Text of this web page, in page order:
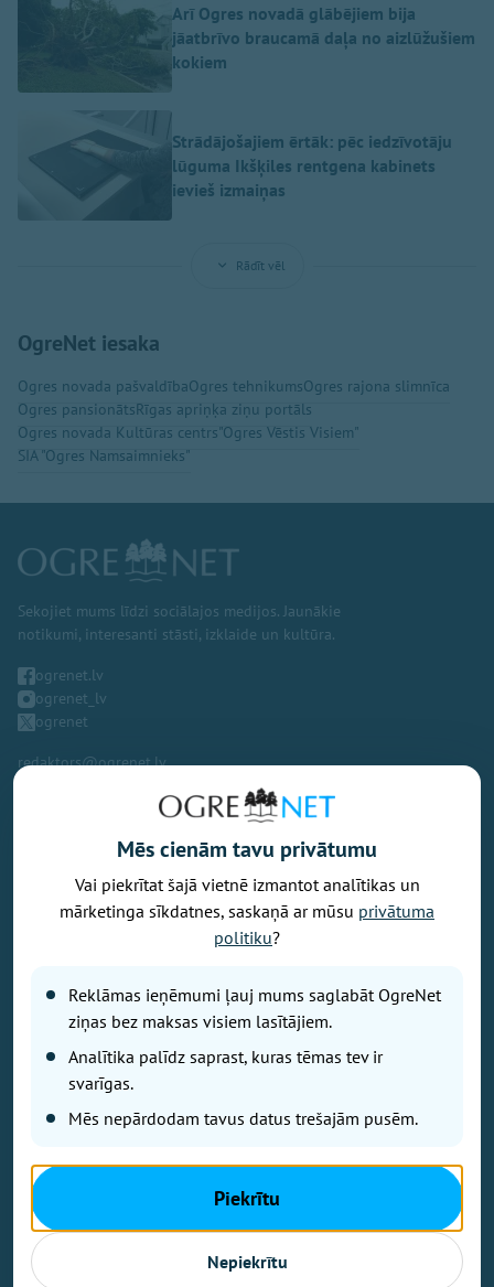
Arī Ogres novadā glābējiem bija
jāatbrīvo braucamā daļa no aizlūžušiem
kokiem
Strādājošajiem ērtāk: pēc iedzīvotāju
lūguma Ikšķiles rentgena kabinets
ievieš izmaiņas
Rādīt vēl
OgreNet iesaka
Ogres novada pašvaldībaOgres tehnikumsOgres rajona slimnīca
Ogres pansionātsRīgas apriņķa ziņu portāls
Ogres novada Kultūras centrs"Ogres Vēstis Visiem"
SIA "Ogres Namsaimnieks"
Sekojiet mums līdzi sociālajos medijos. Jaunākie
notikumi, interesanti stāsti, izklaide un kultūra.
ogrenet.lv
ogrenet_lv
ogrenet
redaktors@ogrenet.lv
Vēlaties izteikt savu viedokli par portālu? Pamanījāt kļūdu? Ir
problēma, ko vēlaties apspriest publiski? Vēlaties iesūtīt rakstu par
Jums aktuālu tēmu? Varbūt Jums vajadzīgs padoms? Rakstiet uz
Izdevējs: SIA "Ogres Balss".
Juridiskā adrese: Lāčplēša iela 24
Ētikas kodeks
Autortiesības
Kontakti
Reklāma
Mēs cienām tavu privātumu
Vai piekrītat šajā vietnē izmantot analītikas un
mārketinga sīkdatnes, saskaņā ar mūsu privātuma
politiku?
Reklāmas ieņēmumi ļauj mums saglabāt OgreNet
ziņas bez maksas visiem lasītājiem.
Analītika palīdz saprast, kuras tēmas tev ir
svarīgas.
Mēs nepārdodam tavus datus trešajām pusēm.
Piekrītu
Nepiekrītu